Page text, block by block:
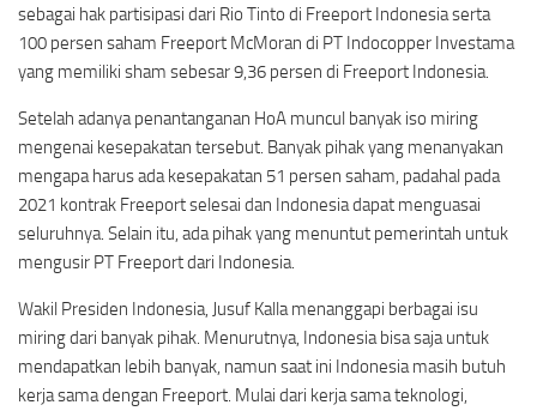
sebagai hak partisipasi dari Rio Tinto di Freeport Indonesia serta
100 persen saham Freeport McMoran di PT Indocopper Investama
yang memiliki sham sebesar 9,36 persen di Freeport Indonesia.
Setelah adanya penantanganan HoA muncul banyak iso miring
mengenai kesepakatan tersebut. Banyak pihak yang menanyakan
mengapa harus ada kesepakatan 51 persen saham, padahal pada
2021 kontrak Freeport selesai dan Indonesia dapat menguasai
seluruhnya. Selain itu, ada pihak yang menuntut pemerintah untuk
mengusir PT Freeport dari Indonesia.
Wakil Presiden Indonesia, Jusuf Kalla menanggapi berbagai isu
miring dari banyak pihak. Menurutnya, Indonesia bisa saja untuk
mendapatkan lebih banyak, namun saat ini Indonesia masih butuh
kerja sama dengan Freeport. Mulai dari kerja sama teknologi,